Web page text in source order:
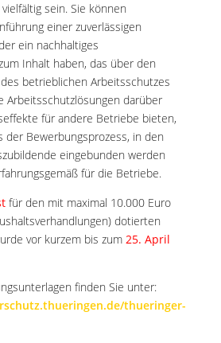
sein. Sie können
einer zuverlässigen
ein nachhaltiges
Inhalt haben, das über den
betrieblichen Arbeitsschutzes
Arbeitsschutzlösungen darüber
für andere Betriebe bieten,
der Bewerbungsprozess, in den
eingebunden werden
für die Betriebe.
für den mit maximal 10.000 Euro
dotierten
vor kurzem bis zum 25. April
finden Sie unter:
thueringer-